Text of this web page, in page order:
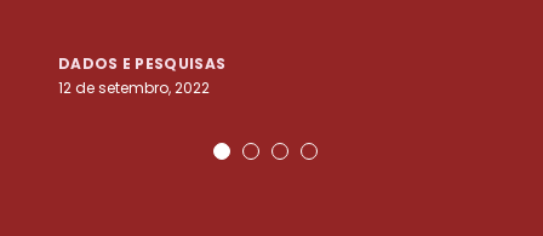
DADOS E PESQUISAS
12 de setembro, 2022